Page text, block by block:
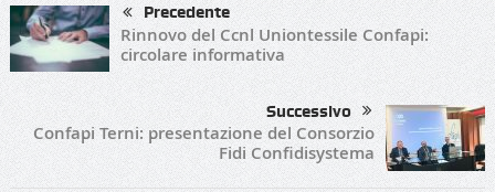
Precedente
Rinnovo del Ccnl Uniontessile Confapi:
circolare informativa
Successivo
Confapi Terni: presentazione del Consorzio
Fidi Confidisystema